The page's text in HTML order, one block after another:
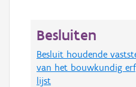
Besluiten
Besluit houdende
van het bouwkundig
lijst